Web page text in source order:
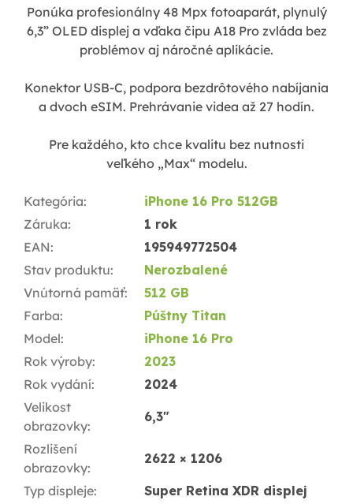
Ponúka profesionálny 48 Mpx fotoaparát, plynulý
6,3” OLED displej a vďaka čipu A18 Pro zvláda bez
problémov aj náročné aplikácie.
Konektor USB-C, podpora bezdrôtového nabíjania
a dvoch eSIM. Prehrávanie videa až 27 hodín.
Pre každého, kto chce kvalitu bez nutnosti
veľkého „Max“ modelu.
Kategória:
iPhone 16 Pro 512GB
Záruka:
1 rok
EAN:
195949772504
Stav produktu:
Nerozbalené
Vnútorná pamäť:
512 GB
Farba:
Púštny Titan
Model:
iPhone 16 Pro
Rok výroby:
2023
Rok vydání:
2024
Velikost
obrazovky:
6,3"
Rozlišení
obrazovky:
2622 × 1206
Typ displeje: Super Retina XDR displej